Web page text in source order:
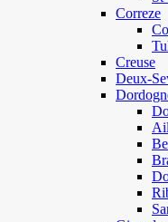
Correze
Creuse
Deux-